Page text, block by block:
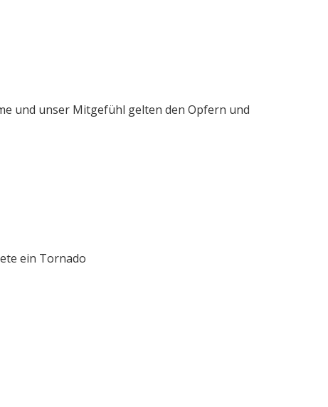
und unser Mitgefühl gelten den Opfern und
ein Tornado